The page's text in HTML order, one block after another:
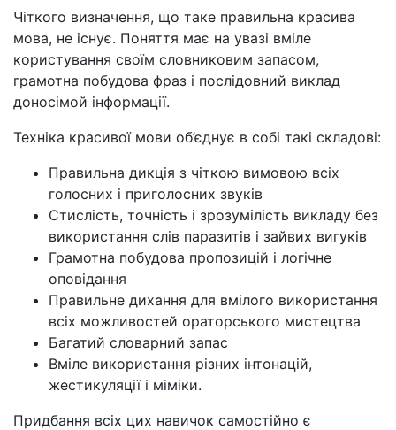
Чіткого визначення, що таке правильна красива
мова, не існує. Поняття має на увазі вміле
користування своїм словниковим запасом,
грамотна побудова фраз і послідовний виклад
доносімой інформації.
Техніка красивої мови об’єднує в собі такі складові:
Правильна дикція з чіткою вимовою всіх
голосних і приголосних звуків
Стислість, точність і зрозумілість викладу без
використання слів паразитів і зайвих вигуків
Грамотна побудова пропозицій і логічне
оповідання
Правильне дихання для вмілого використання
всіх можливостей ораторського мистецтва
Багатий словарний запас
Вміле використання різних інтонацій,
жестикуляції і міміки.
Придбання всіх цих навичок самостійно є